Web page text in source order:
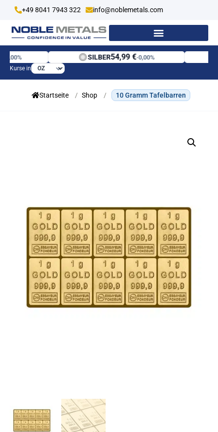
+49 8041 7943 322 info@noblemetals.com
0,00% SILBER54,99 €·0,00%
Kurse in
Startseite / Shop / 10 Gramm Tafelbarren